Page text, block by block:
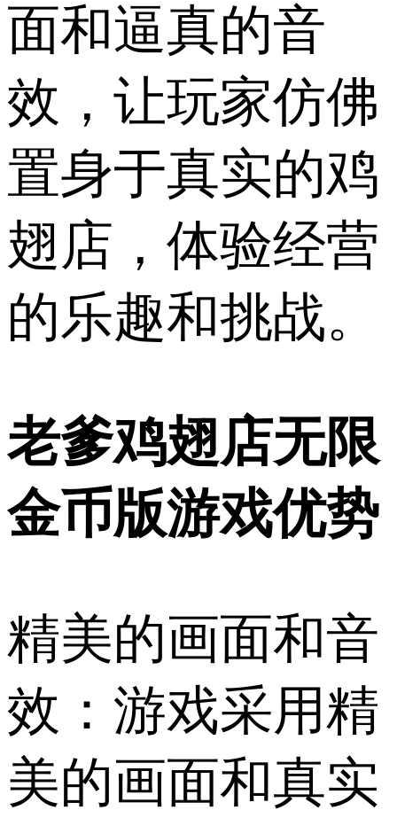
面和逼真的音
效，让玩家仿佛
置身于真实的鸡
翅店，体验经营
的乐趣和挑战。
老爹鸡翅店无限
金币版游戏优势
精美的画面和音
效：游戏采用精
美的画面和真实